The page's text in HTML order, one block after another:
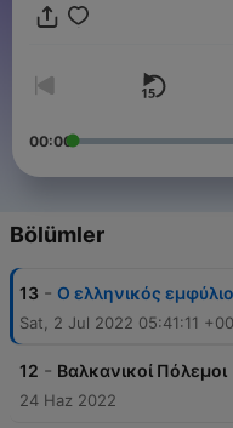
00:00
Bölümler
13 - Ο ελληνικός
Sat, 2 Jul 2022 05:41:11
12 - Βαλκανικοί Πόλεμοι
24 Haz 2022